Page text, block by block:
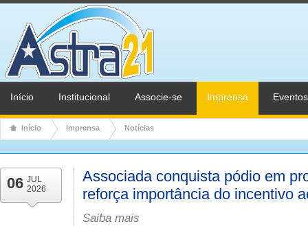
Início Institucional Associe-se Imprensa Eventos
Início Imprensa Notícias
06 JUL
2026
Associada conquista pódio em
reforça importância do incentivo
Saiba mais